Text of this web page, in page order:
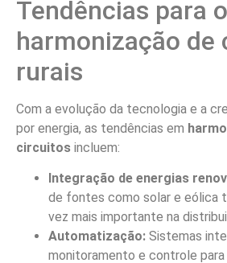
harmonização?
A implementação deve ser feita por
qualificados, que avaliarão o
melhorar a eficiência.
7. Qual é o custo de uma
harmonização de
O custo varia conforme a
extensão do trabalho necessário.
harmonização geralmente resulta em